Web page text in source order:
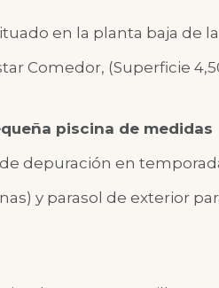
en la planta baja de
Comedor, (Superficie
piscina de medidas
depuración en
y parasol de exterior